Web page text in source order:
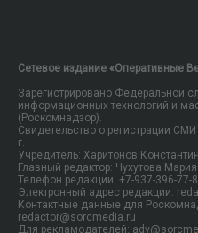
Сетевое издание «Оперативные
Зарегистрировано Федеральной
информационных технологий и
(Роскомнадзор).
Свидетельство о регистрации
г.
Учредитель: Харитонов
Главный редактор: Чухутова
Телефон редакции: +7-937-396-77-
Электронный адрес редакции:
Контактные данные для
redactor@sorcmedia.ru
Для рекламодателей: